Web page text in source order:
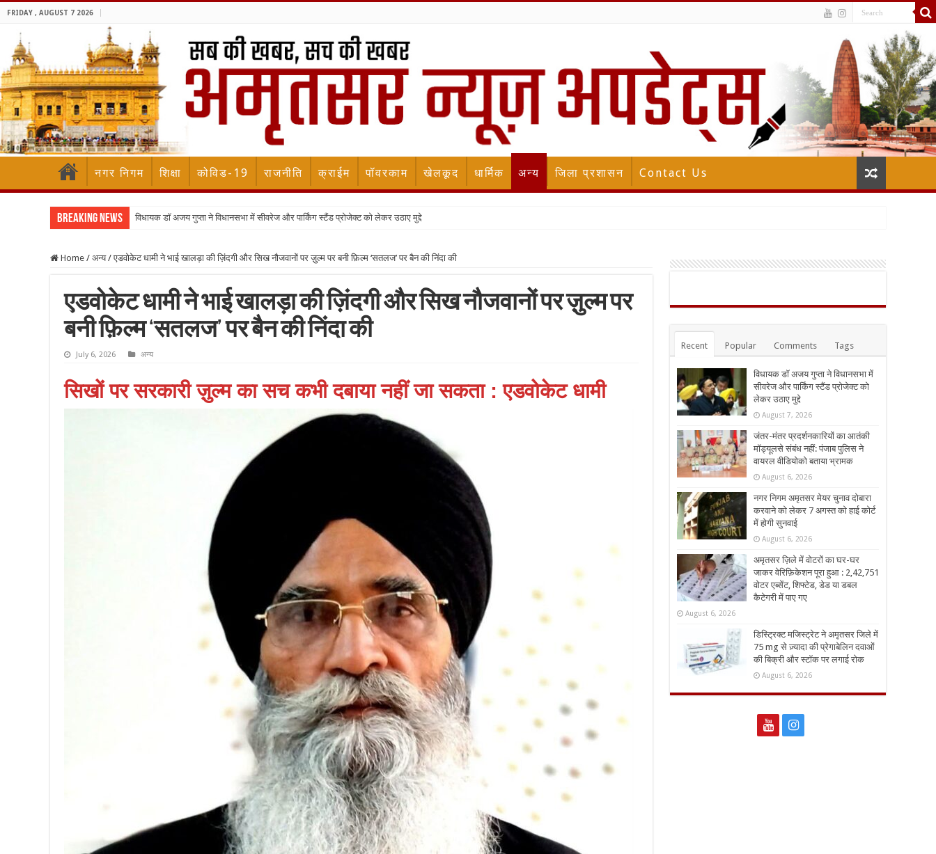
FRIDAY , AUGUST 7 2026
नगर निगम शिक्षा कोविड-19 राजनीति क्राईम पॉवरकाम खेलकूद धार्मिक अन्य जिला प्रशासन Contact Us
Breaking News विधायक डॉ अजय गुप्ता ने विधानसभा में सीवरेज और पार्किंग स्टैंड प्रोजेक्ट को लेकर उठाए मुद्दे
Home / अन्य / एडवोकेट धामी ने भाई खालड़ा की ज़िंदगी और सिख नौजवानों पर ज़ुल्म पर बनी फ़िल्म ‘सतलज’ पर बैन की निंदा की
एडवोकेट धामी ने भाई खालड़ा की ज़िंदगी और सिख नौजवानों पर ज़ुल्म पर
बनी फ़िल्म ‘सतलज’ पर बैन की निंदा की
July 6, 2026 अन्य
सिखों पर सरकारी ज़ुल्म का सच कभी दबाया नहीं जा सकता : एडवोकेट धामी
Recent Popular Comments Tags
विधायक डॉ अजय गुप्ता ने विधानसभा में
सीवरेज और पार्किंग स्टैंड प्रोजेक्ट को
लेकर उठाए मुद्दे
August 7, 2026
जंतर-मंतर प्रदर्शनकारियों का आतंकी
मॉड्यूलसे संबंध नहीं: पंजाब पुलिस ने
वायरल वीडियोको बताया भ्रामक
August 6, 2026
नगर निगम अमृतसर मेयर चुनाव दोबारा
करवाने को लेकर 7 अगस्त को हाई कोर्ट
में होगी सुनवाई
August 6, 2026
अमृतसर ज़िले में वोटरों का घर-घर
जाकर वेरिफ़िकेशन पूरा हुआ : 2,42,751
वोटर एब्सेंट, शिफ्टेड, डेड या डबल
कैटेगरी में पाए गए
August 6, 2026
डिस्ट्रिक्ट मजिस्ट्रेट ने अमृतसर जिले में
75 mg से ज़्यादा की प्रेगाबेलिन दवाओं
की बिक्री और स्टॉक पर लगाई रोक
August 6, 2026